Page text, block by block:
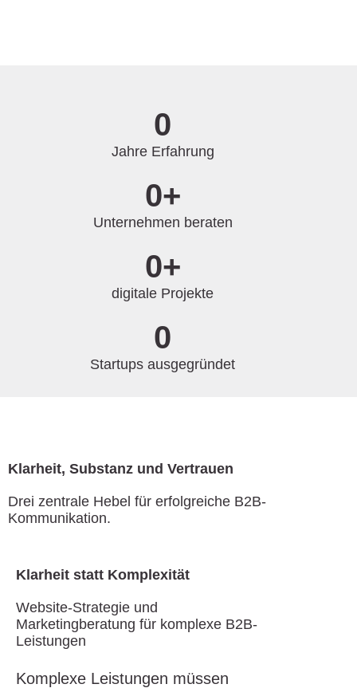
Jahre Erfahrung
0
Unternehmen beraten
0+
digitale Projekte
0+
Startups ausgegründet
0
Klarheit, Substanz und Vertrauen
Drei zentrale Hebel für erfolgreiche B2B-
Kommunikation.
Klarheit statt Komplexität
Website-Strategie und
Marketingberatung für komplexe B2B-
Leistungen
Komplexe Leistungen müssen